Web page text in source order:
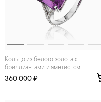
Кольцо из белого золота с
бриллиантами и аметистом
360 000 ₽